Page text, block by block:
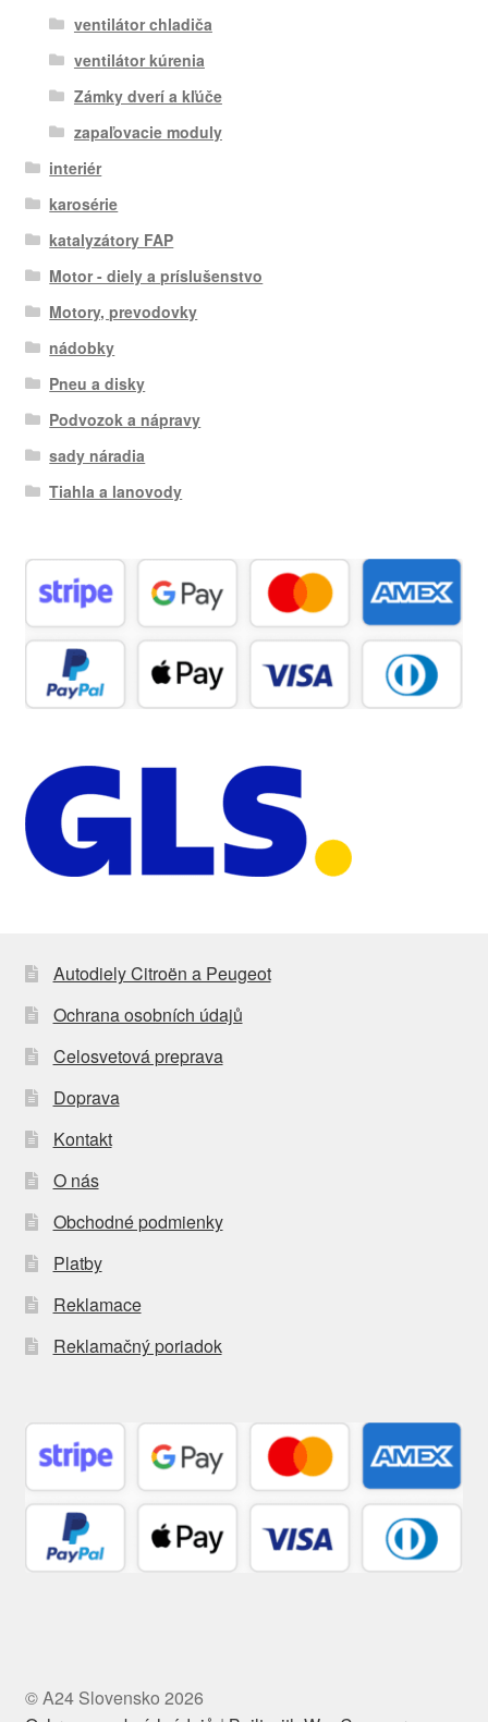
ventilátor chladiča
ventilátor kúrenia
Zámky dverí a kľúče
zapaľovacie moduly
interiér
karosérie
katalyzátory FAP
Motor - diely a príslušenstvo
Motory, prevodovky
nádobky
Pneu a disky
Podvozok a nápravy
sady náradia
Tiahla a lanovody
Autodiely Citroën a Peugeot
Ochrana osobních údajů
Celosvetová preprava
Doprava
Kontakt
O nás
Obchodné podmienky
Platby
Reklamace
Reklamačný poriadok
© A24 Slovensko 2026